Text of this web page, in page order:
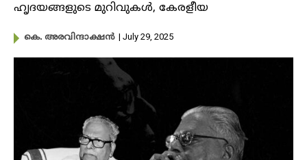
ഹൃദയങ്ങളുടെ മുറിവുകൾ, കേരളീയ
കെ. അരവിന്ദാക്ഷൻ | July 29, 2025